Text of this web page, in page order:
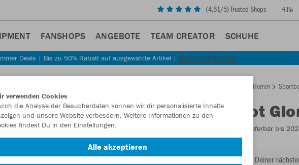
(4,61/5) Trusted Shops Hilfe
FANSHOPS ANGEBOTE TEAM CREATOR SCHUHE
Deals | Bis zu 50% Rabatt auf ausgewählte Artikel | JETZT ENTDECKEN
Herren
JAKOTrikot
- Lieferbar bis
Lust auf 30% Rabatt bei Deiner
verwenden Cookies
die Analyse der Besucherdaten können wir dir personalisierte Inhalte
und unsere Website verbessern. Weitere Informationen zu den
findest Du in den Einstellungen.
Alle akzeptieren